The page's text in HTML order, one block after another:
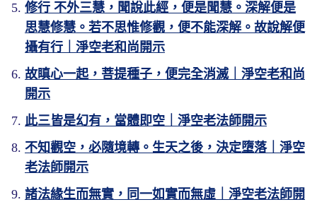
修行 不外三慧，聞說此經，便是聞慧。深解便是
思慧修慧。若不思惟修觀，便不能深解。故說解便
攝有行｜淨空老和尚開示
故瞋心一起，菩提種子，便完全消滅｜淨空老和尚
開示
此三皆是幻有，當體即空｜淨空老法師開示
不知觀空，必隨境轉。生天之後，決定墮落｜淨空
老法師開示
諸法緣生而無實，同一如實而無虛｜淨空老法師開